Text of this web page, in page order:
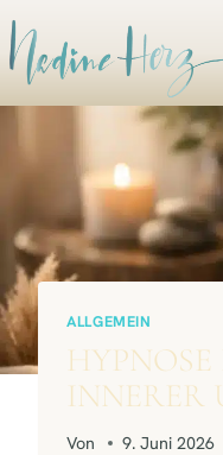
Zum
Inhalt
springen
ALLGEMEIN
INNERER
Von 9. Juni 2026